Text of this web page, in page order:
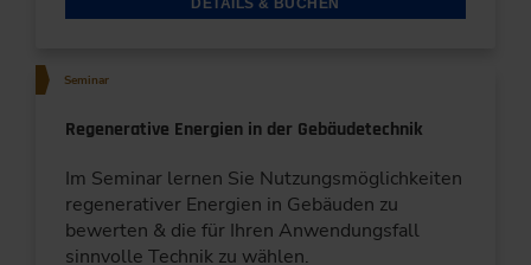
DETAILS & BUCHEN
Seminar
Regenerative Energien in der Gebäudetechnik
Im Seminar lernen Sie Nutzungsmöglichkeiten
regenerativer Energien in Gebäuden zu
bewerten & die für Ihren Anwendungsfall
sinnvolle Technik zu wählen.